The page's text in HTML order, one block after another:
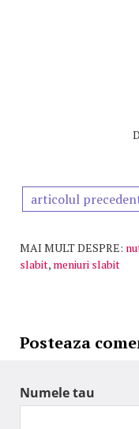
articolul
MAI MULT DESPRE:
slabit, meniuri slabit
Posteaza
Numele tau